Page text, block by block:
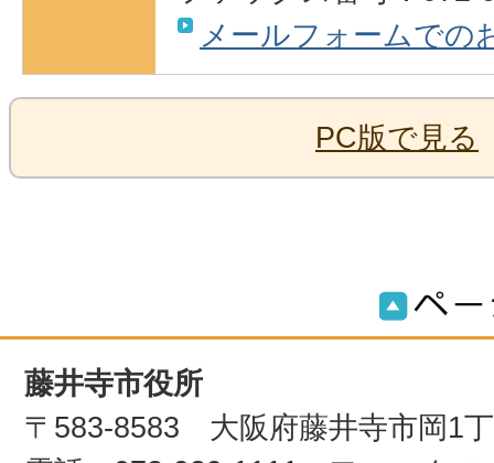
メールフォームでの
PC版で見る
藤井寺市役所
〒583-8583 大阪府藤井寺市岡1